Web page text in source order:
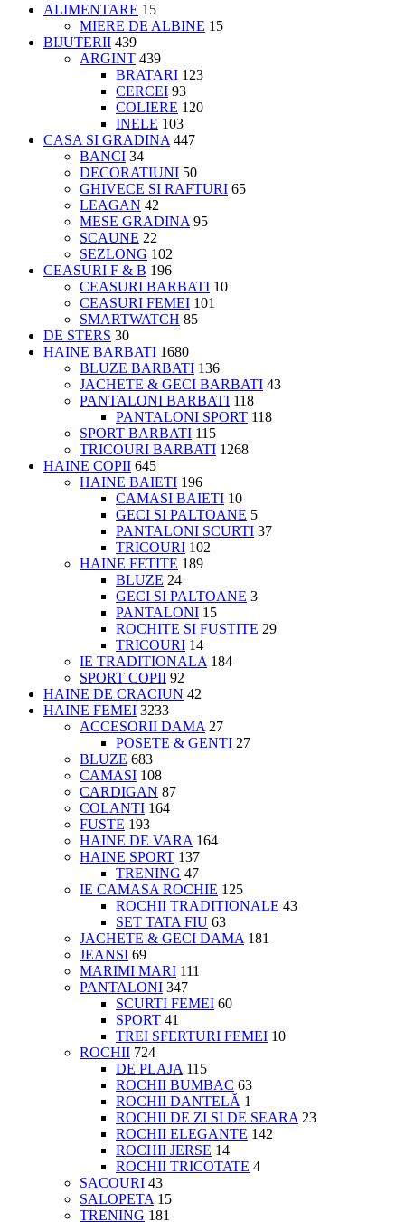
ALIMENTARE 15
MIERE DE ALBINE 15
BIJUTERII 439
ARGINT 439
BRATARI 123
CERCEI 93
COLIERE 120
INELE 103
CASA SI GRADINA 447
BANCI 34
DECORATIUNI 50
GHIVECE SI RAFTURI 65
LEAGAN 42
MESE GRADINA 95
SCAUNE 22
SEZLONG 102
CEASURI F & B 196
CEASURI BARBATI 10
CEASURI FEMEI 101
SMARTWATCH 85
DE STERS 30
HAINE BARBATI 1680
BLUZE BARBATI 136
JACHETE & GECI BARBATI 43
PANTALONI BARBATI 118
PANTALONI SPORT 118
SPORT BARBATI 115
TRICOURI BARBATI 1268
HAINE COPII 645
HAINE BAIETI 196
CAMASI BAIETI 10
GECI SI PALTOANE 5
PANTALONI SCURTI 37
TRICOURI 102
HAINE FETITE 189
BLUZE 24
GECI SI PALTOANE 3
PANTALONI 15
ROCHITE SI FUSTITE 29
TRICOURI 14
IE TRADITIONALA 184
SPORT COPII 92
HAINE DE CRACIUN 42
HAINE FEMEI 3233
ACCESORII DAMA 27
POSETE & GENTI 27
BLUZE 683
CAMASI 108
CARDIGAN 87
COLANTI 164
FUSTE 193
HAINE DE VARA 164
HAINE SPORT 137
TRENING 47
IE CAMASA ROCHIE 125
ROCHII TRADITIONALE 43
SET TATA FIU 63
JACHETE & GECI DAMA 181
JEANSI 69
MARIMI MARI 111
PANTALONI 347
SCURTI FEMEI 60
SPORT 41
TREI SFERTURI FEMEI 10
ROCHII 724
DE PLAJA 115
ROCHII BUMBAC 63
ROCHII DANTELĂ 1
ROCHII DE ZI SI DE SEARA 23
ROCHII ELEGANTE 142
ROCHII JERSE 14
ROCHII TRICOTATE 4
SACOURI 43
SALOPETA 15
TRENING 181